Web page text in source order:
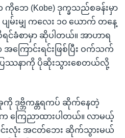
ဘေ (Kobe) ဒုက္ခသည်စခန်းမှာ
းမျှ ကလေး ၁၀ ယောက် တနေ့
ခံစာမှာ ဆိုပါတယ်။ အာဟာရ
ောင်းရင်းဖြစ်ပြီး ဝက်သက်
ပြဿနာကို ပိုဆိုးသွားစေတယ်လို့
ကို ဒုဗ္ဘိကန္တရကပ် ဆိုက်နေတဲ့
ကြေညာထားပါတယ်။ လာမယ့်
င်းလုံး အငတ်ဘေး ဆိုက်သွားမယ်